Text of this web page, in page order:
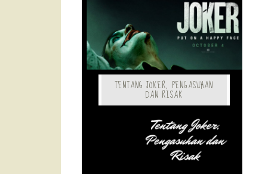
TENTANG JOKER, PENGASUHAN
DAN RISAK